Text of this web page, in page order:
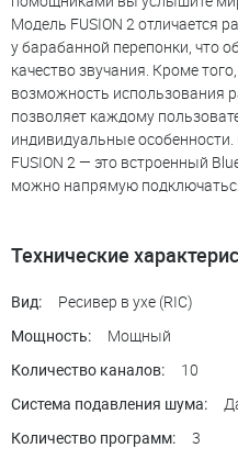
Модель FUSION 2 отличается
у барабанной перепонки, что
качество звучания. Кроме
возможность использования
позволяет каждому
индивидуальные
FUSION 2 — это встроенный
можно напрямую
Технические
Вид: Ресивер в ухе (RIC)
Мощность: Мощный
Количество каналов: 10
Система подавления шума:
Количество программ: 3